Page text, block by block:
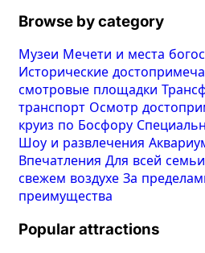
Browse by category
Музеи Мечети и места
Исторические
смотровые площадки
транспорт Осмотр
круиз по Босфору
Шоу и развлечения
Впечатления Для всей семьи
свежем воздухе За
преимущества
Popular attractions